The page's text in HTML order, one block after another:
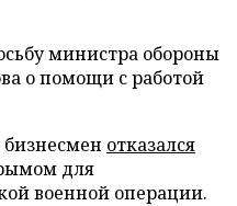
министра обороны
о помощи с работой
отказался
для
военной операции.